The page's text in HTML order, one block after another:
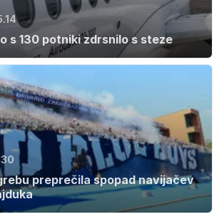
s 130 potniki zdrsnilo s steze
preprečila spopad navijačev